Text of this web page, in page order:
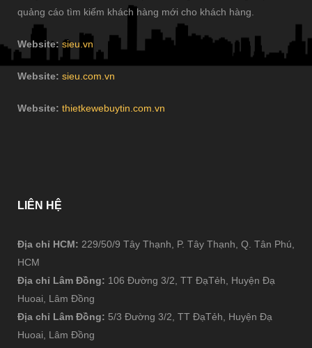
quảng cáo tìm kiếm khách hàng mới cho khách hàng.
Website: sieu.vn
Website: sieu.com.vn
Website: thietkewebuytin.com.vn
LIÊN HỆ
Địa chỉ HCM: 229/50/9 Tây Thạnh, P. Tây Thạnh, Q. Tân Phú,
HCM
Địa chỉ Lâm Đồng: 106 Đường 3/2, TT ĐạTẻh, Huyện Đạ
Huoai, Lâm Đồng
Địa chỉ Lâm Đồng: 5/3 Đường 3/2, TT ĐạTẻh, Huyện Đạ
Huoai, Lâm Đồng